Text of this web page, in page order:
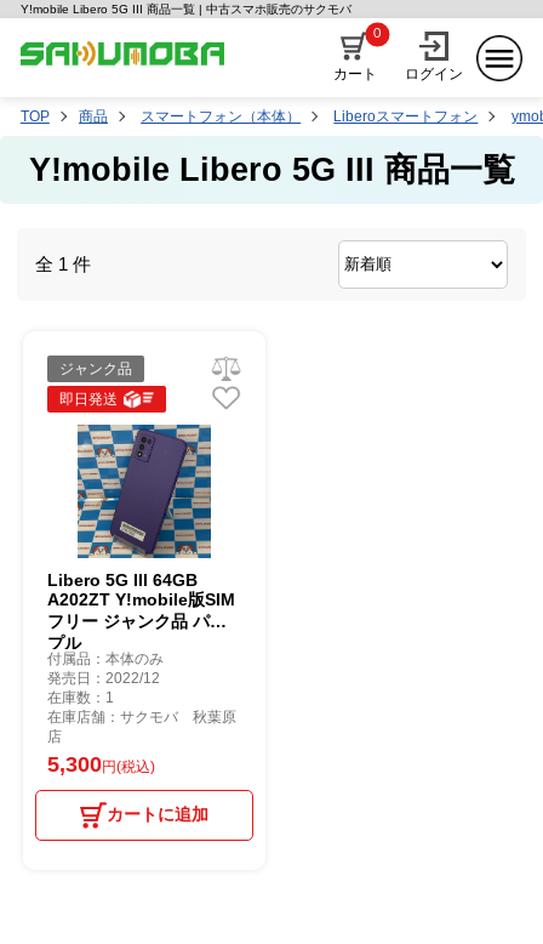
Y!mobile Libero 5G III 商品一覧 | 中古スマホ販売のサクモバ
カート
0
ログイン
TOP 商品 スマートフォン（本体） Liberoスマートフォン
Y!mobile Libero 5G III 商品一覧
全 1 件
ジャンク品
即日発送
Libero 5G III 64GB
A202ZT Y!mobile版SIM
フリー ジャンク品 パー
プル
付属品：本体のみ
発売日：2022/12
在庫数：1
在庫店舗：サクモバ 秋葉原
店
5,300円(税込)
カートに追加